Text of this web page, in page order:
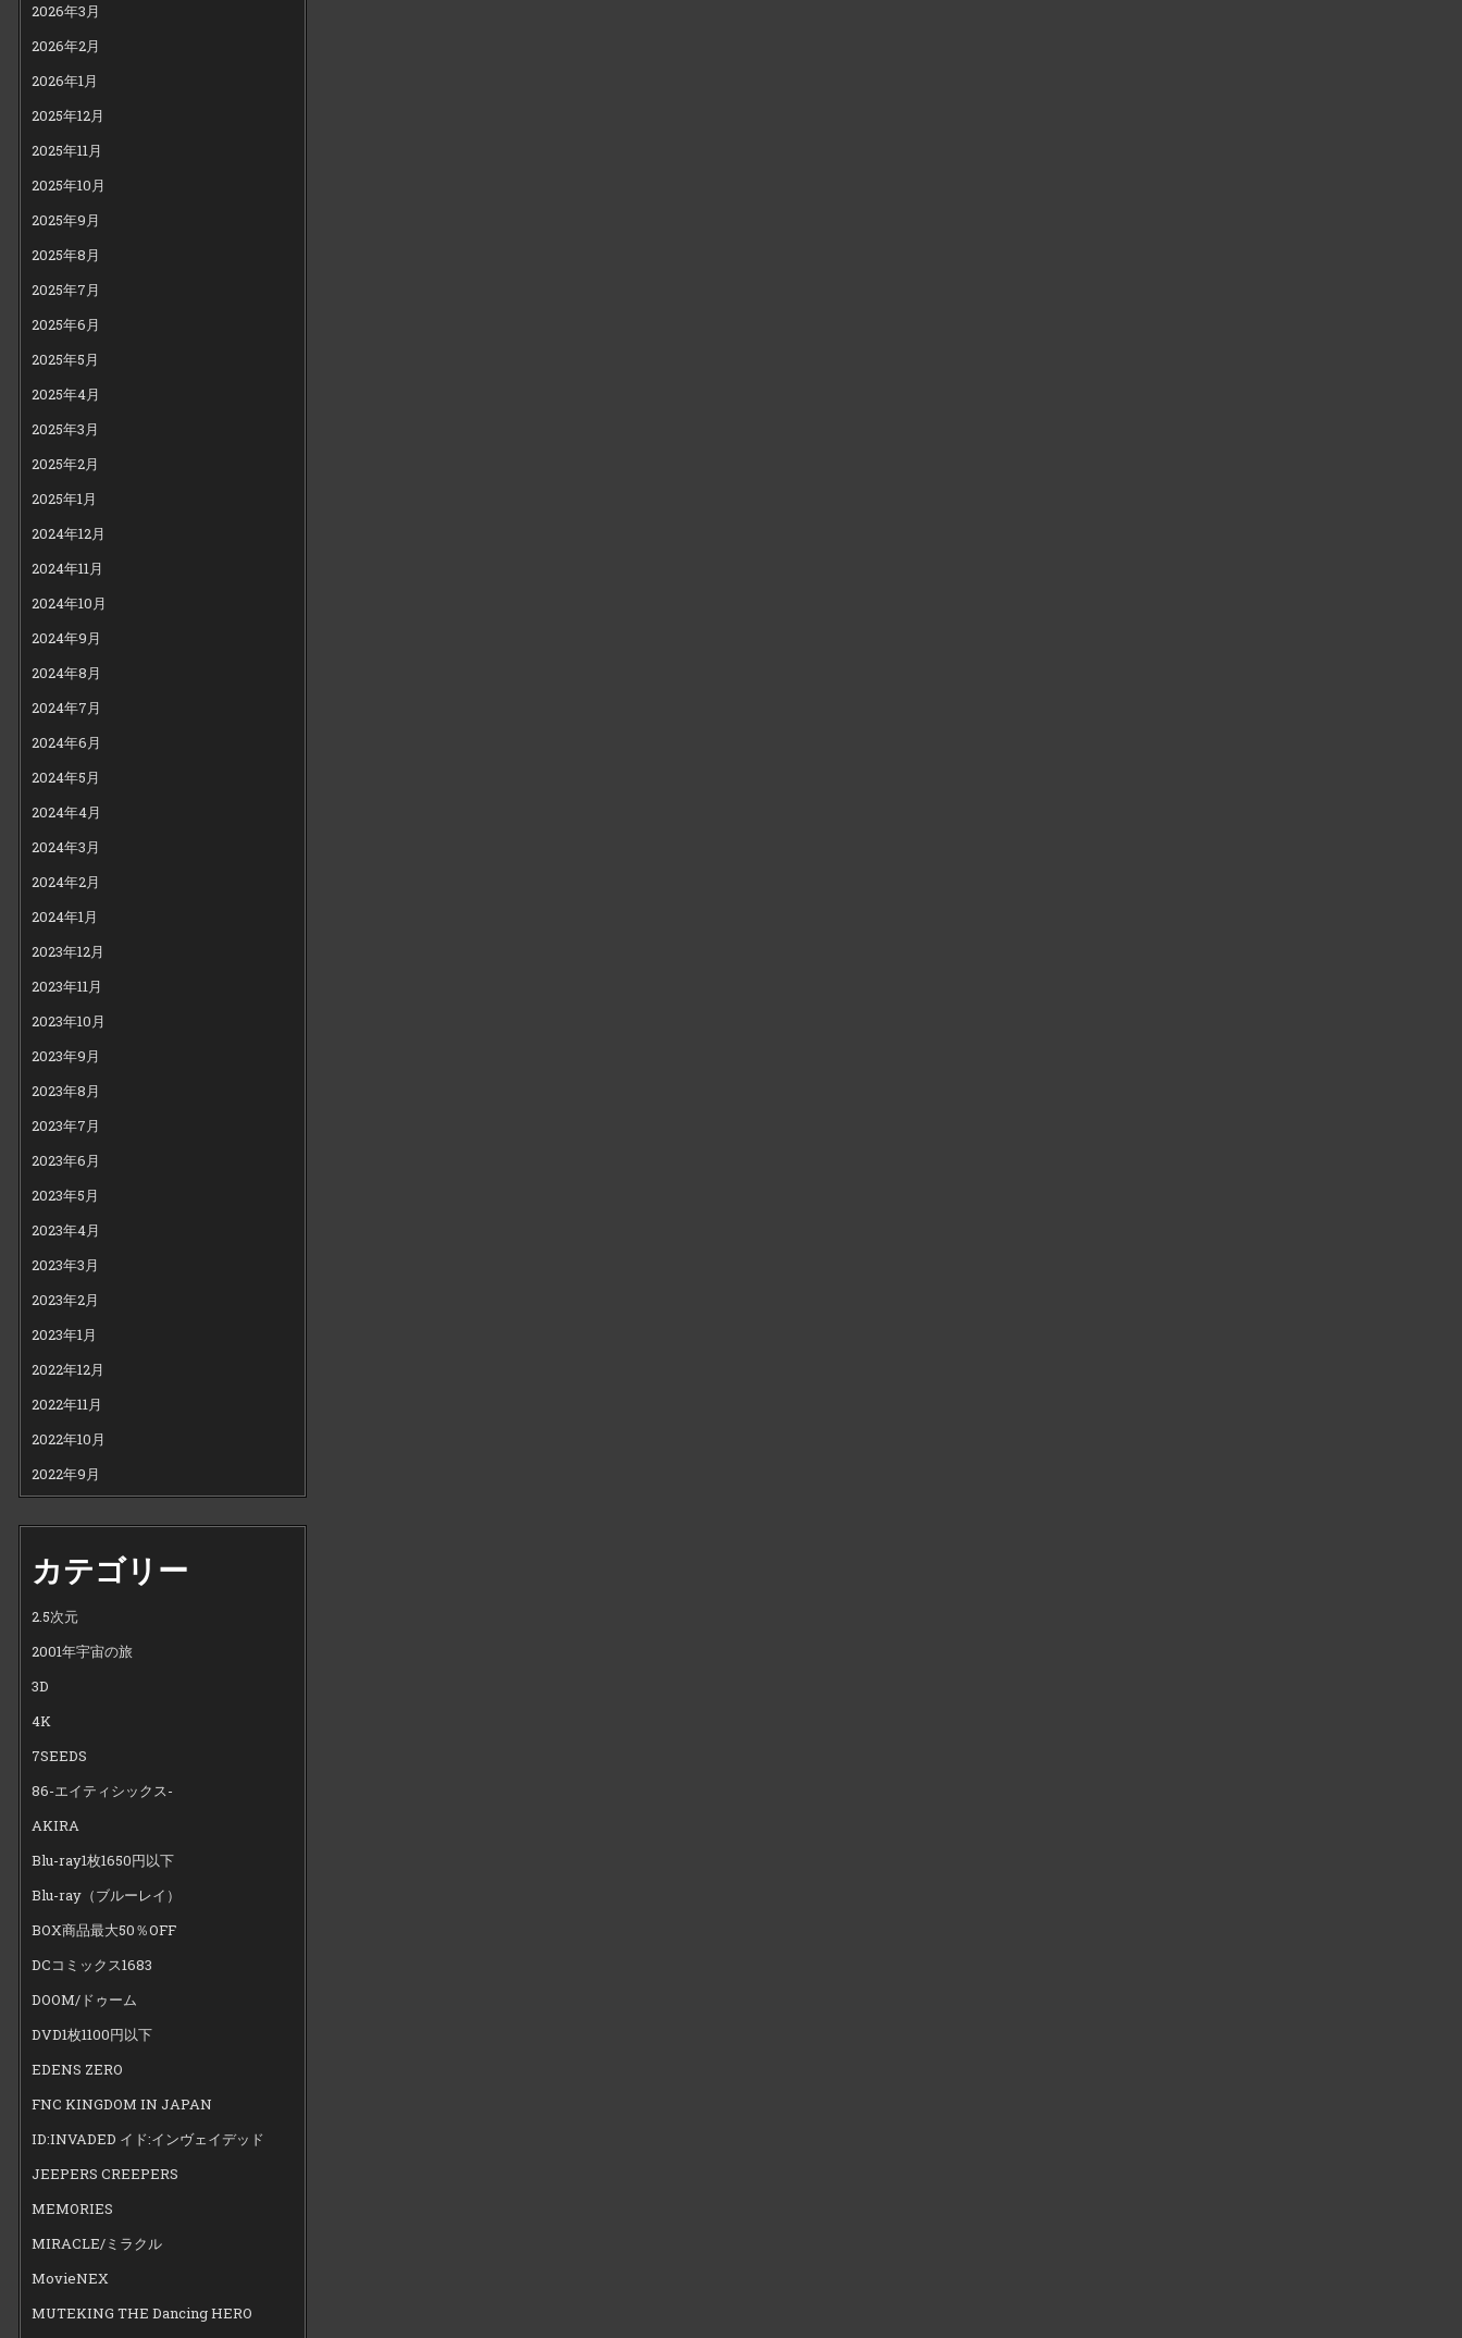
2026年3月
2026年2月
2026年1月
2025年12月
2025年11月
2025年10月
2025年9月
2025年8月
2025年7月
2025年6月
2025年5月
2025年4月
2025年3月
2025年2月
2025年1月
2024年12月
2024年11月
2024年10月
2024年9月
2024年8月
2024年7月
2024年6月
2024年5月
2024年4月
2024年3月
2024年2月
2024年1月
2023年12月
2023年11月
2023年10月
2023年9月
2023年8月
2023年7月
2023年6月
2023年5月
2023年4月
2023年3月
2023年2月
2023年1月
2022年12月
2022年11月
2022年10月
2022年9月
カテゴリー
2.5次元
2001年宇宙の旅
3D
4K
7SEEDS
86-エイティシックス-
AKIRA
Blu-ray1枚1650円以下
Blu-ray（ブルーレイ）
BOX商品最大50％OFF
DCコミックス1683
DOOM/ドゥーム
DVD1枚1100円以下
EDENS ZERO
FNC KINGDOM IN JAPAN
ID:INVADED イド:インヴェイデッド
JEEPERS CREEPERS
MEMORIES
MIRACLE/ミラクル
MovieNEX
MUTEKING THE Dancing HERO